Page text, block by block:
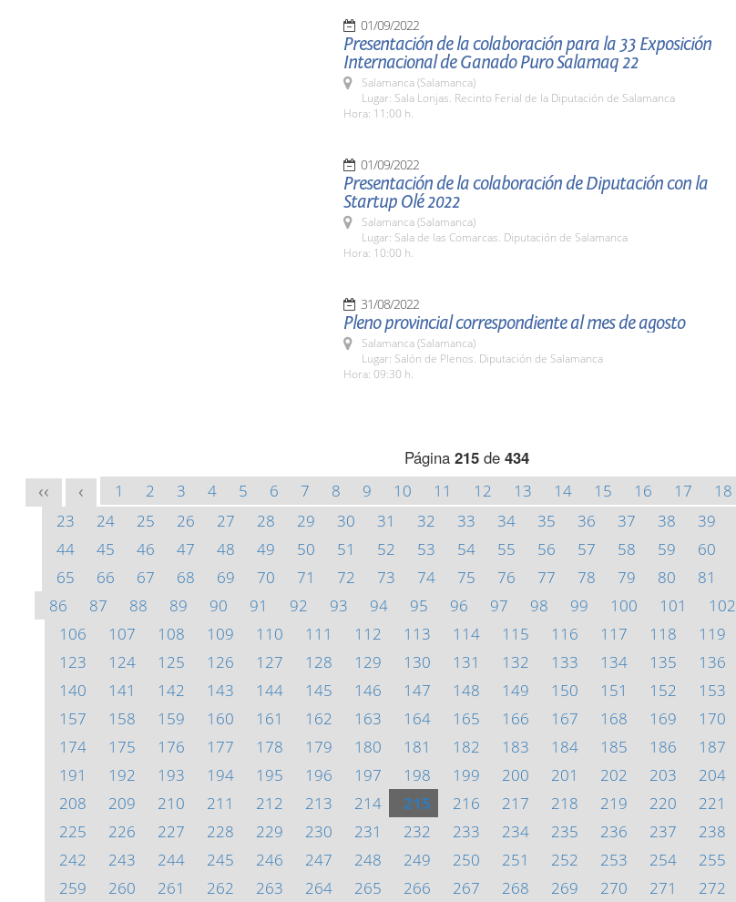
01/09/2022
Presentación de la colaboración para la 33 Exposición
Internacional de Ganado Puro Salamaq 22
Salamanca (Salamanca)
Lugar: Sala Lonjas. Recinto Ferial de la Diputación de Salamanca
Hora: 11:00 h.
01/09/2022
Presentación de la colaboración de Diputación con la
Startup Olé 2022
Salamanca (Salamanca)
Lugar: Sala de las Comarcas. Diputación de Salamanca
Hora: 10:00 h.
31/08/2022
Pleno provincial correspondiente al mes de agosto
Salamanca (Salamanca)
Lugar: Salón de Plenos. Diputación de Salamanca
Hora: 09:30 h.
Página 215de 434
<< < 1 2 3 4 5 6 7 8 9 10 11 12 13 14 15 16 17 18
23
24 25 26 27 28 29 30 31 32 33 34 35 36 37 38 39
44
45 46 47 48 49 50 51 52 53 54 55 56 57 58 59 60
65
66 67 68 69 70 71 72 73 74 75 76 77 78 79 80 81
86
87 88 89 90 91 92 93 94 95 96 97 98 99 100 101 102
106
107 108 109 110 111 112 113 114 115 116 117 118 119
123
124 125 126 127 128 129 130 131 132 133 134 135 136
140
141 142 143 144 145 146 147 148 149 150 151 152 153
157
158 159 160 161 162 163 164 165 166 167 168 169 170
174
175 176 177 178 179 180 181 182 183 184 185 186 187
191
192 193 194 195 196 197 198 199 200 201 202 203 204
208
209 210 211 212 213 214 215 216 217 218 219 220 221
225
226 227 228 229 230 231 232 233 234 235 236 237 238
242
243 244 245 246 247 248 249 250 251 252 253 254 255
259
260 261 262 263 264 265 266 267 268 269 270 271 272